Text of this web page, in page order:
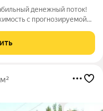
денежный поток!
с прогнозируемой
рынку без
с